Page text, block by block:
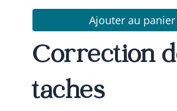
box
Ajouter au panier
Correction
taches